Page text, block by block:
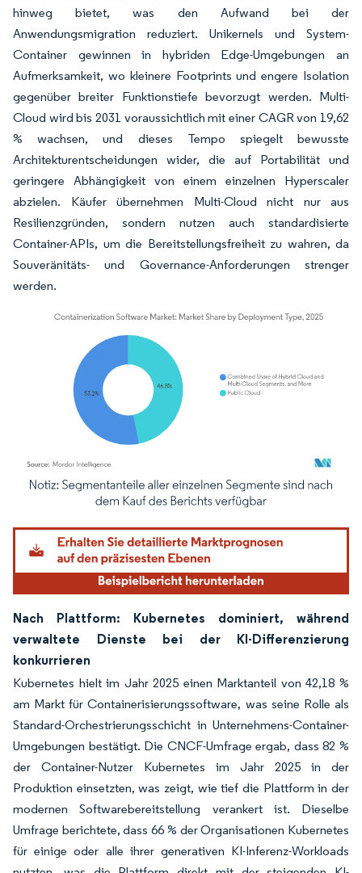
hinweg bietet, was den Aufwand bei der
Anwendungsmigration reduziert. Unikernels und System-
Container gewinnen in hybriden Edge-Umgebungen an
Aufmerksamkeit, wo kleinere Footprints und engere Isolation
gegenüber breiter Funktionstiefe bevorzugt werden. Multi-
Cloud wird bis 2031 voraussichtlich mit einer CAGR von 19,62
% wachsen, und dieses Tempo spiegelt bewusste
Architekturentscheidungen wider, die auf Portabilität und
geringere Abhängigkeit von einem einzelnen Hyperscaler
abzielen. Käufer übernehmen Multi-Cloud nicht nur aus
Resilienzgründen, sondern nutzen auch standardisierte
Container-APIs, um die Bereitstellungsfreiheit zu wahren, da
Souveränitäts- und Governance-Anforderungen strenger
werden.
Bild © Mordor Intelligence. Wiederverwendung erfordert Namensnennung
Nach Plattform: Kubernetes dominiert, während
verwaltete Dienste bei der KI-Differenzierung
konkurrieren
Kubernetes hielt im Jahr 2025 einen Marktanteil von 42,18 %
am Markt für Containerisierungssoftware, was seine Rolle als
Standard-Orchestrierungsschicht in Unternehmens-Container-
Umgebungen bestätigt. Die CNCF-Umfrage ergab, dass 82 %
der Container-Nutzer Kubernetes im Jahr 2025 in der
Produktion einsetzten, was zeigt, wie tief die Plattform in der
modernen Softwarebereitstellung verankert ist. Dieselbe
Umfrage berichtete, dass 66 % der Organisationen Kubernetes
für einige oder alle ihrer generativen KI-Inferenz-Workloads